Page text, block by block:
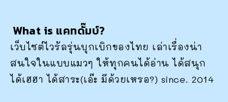
What is แคทดั๊มบ์?
เว็บไซต์ไวรัลรุ่นบุกเบิกของไทย เล่าเรื่องน่า
สนใจในแบบแมวๆ ให้ทุกคนได้อ่าน ได้สนุก
ได้เฮฮา ได้สาระ(เอ๊ะ มีด้วยเหรอ?) since. 2014